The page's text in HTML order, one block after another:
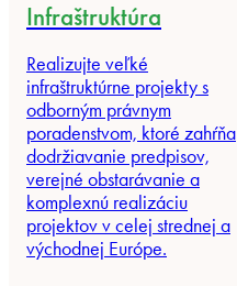
Infraštruktúra
Realizujte veľké
infraštruktúrne projekty s
odborným právnym
poradenstvom, ktoré zahŕňa
dodržiavanie predpisov,
verejné obstarávanie a
komplexnú realizáciu
projektov v celej strednej a
východnej Európe.